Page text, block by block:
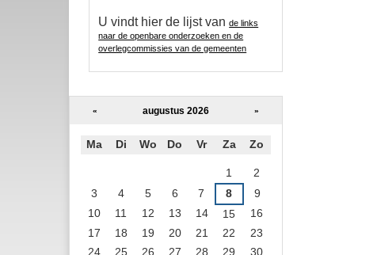
U vindt hier de lijst vande links
naar de openbare onderzoeken en de
overlegcommissies van de gemeenten
« augustus 2026 »
Ma Di Wo Do Vr Za Zo
1
2
3
4 5 6 7 8
9
10
11 12 13 14 15
16
17
18 19 20 21 22
23
24
25 26 27 28 29 30